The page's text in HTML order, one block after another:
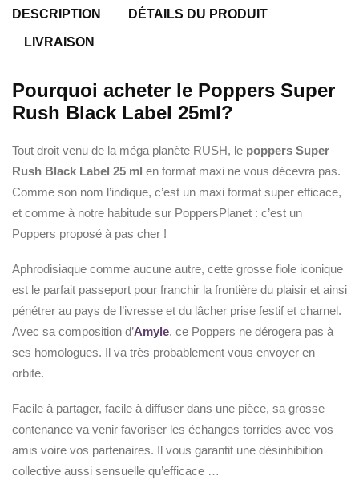
DESCRIPTION DÉTAILS DU PRODUIT
LIVRAISON
Pourquoi acheter le Poppers Super
Rush Black Label 25ml?
Tout droit venu de la méga planète RUSH, le poppers Super
Rush Black Label 25 ml en format maxi ne vous décevra pas.
Comme son nom l’indique, c’est un maxi format super efficace,
et comme à notre habitude sur PoppersPlanet : c’est un
Poppers proposé à pas cher !
Aphrodisiaque comme aucune autre, cette grosse fiole iconique
est le parfait passeport pour franchir la frontière du plaisir et ainsi
pénétrer au pays de l’ivresse et du lâcher prise festif et charnel.
Avec sa composition d’Amyle, ce Poppers ne dérogera pas à
ses homologues. Il va très probablement vous envoyer en
orbite.
Facile à partager, facile à diffuser dans une pièce, sa grosse
contenance va venir favoriser les échanges torrides avec vos
amis voire vos partenaires. Il vous garantit une désinhibition
collective aussi sensuelle qu’efficace …